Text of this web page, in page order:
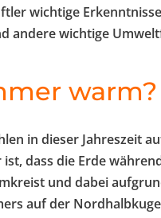
wichtige
andere wichtige
warm?
in dieser Jahreszeit
dass die Erde
und dabei
auf der